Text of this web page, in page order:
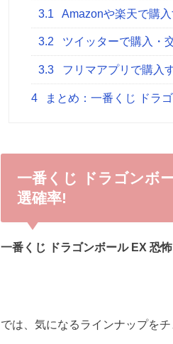
3.1 Amazonや楽天で購
3.2 ツイッターで購入・
3.3 フリマアプリで購入
4 まとめ：一番くじ ドラ
一番くじ ドラゴンボ
選確率!
一番くじ ドラゴンボール EX 恐
では、気になるラインナップを